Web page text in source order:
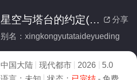
 分享
星空与塔台的约定(全集)
别名：xingkongyutataideyueding
中国大陆 现代都市 2026
5.0